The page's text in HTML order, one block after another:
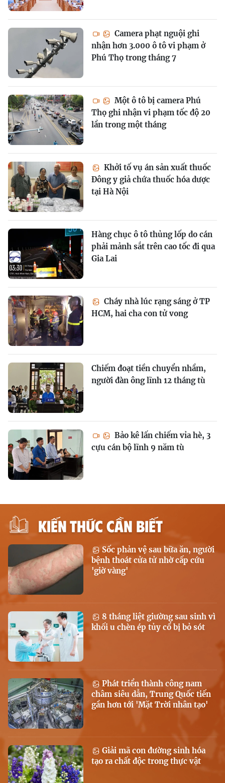
Camera phạt nguội ghi
nhận hơn 3.000 ô tô vi phạm ở
Phú Thọ trong tháng 7
Một ô tô bị camera Phú
Thọ ghi nhận vi phạm tốc độ 20
lần trong một tháng
Khởi tố vụ án sản xuất thuốc
Đông y giả chứa thuốc hóa dược
tại Hà Nội
Hàng chục ô tô thủng lốp do cán
phải mảnh sắt trên cao tốc đi qua
Gia Lai
Cháy nhà lúc rạng sáng ở TP
HCM, hai cha con tử vong
Chiếm đoạt tiền chuyển nhầm,
người đàn ông lĩnh 12 tháng tù
Bảo kê lấn chiếm vỉa hè, 3
cựu cán bộ lĩnh 9 năm tù
KIẾN THỨC CẦN BIẾT
Sốc phản vệ sau bữa ăn, người
bệnh thoát cửa tử nhờ cấp cứu
'giờ vàng'
8 tháng liệt giường sau sinh vì
khối u chèn ép tủy cổ bị bỏ sót
Phát triển thành công nam
châm siêu dẫn, Trung Quốc tiến
gần hơn tới 'Mặt Trời nhân tạo'
Giải mã con đường sinh hóa
tạo ra chất độc trong thực vật